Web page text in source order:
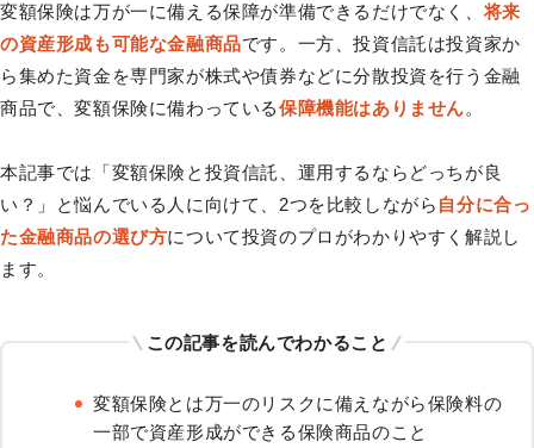
変額保険は万が一に備える保障が準備できるだけでなく、将来
の資産形成も可能な金融商品です。一方、投資信託は投資家か
ら集めた資金を専門家が株式や債券などに分散投資を行う金融
商品で、変額保険に備わっている保障機能はありません。
本記事では「変額保険と投資信託、運用するならどっちが良
い？」と悩んでいる人に向けて、2つを比較しながら 自分に合っ
た金融商品の選び方について投資のプロがわかりやすく解説し
ます。
この記事を読んでわかること
変額保険とは万一のリスクに備えながら保険料の
一部で資産形成ができる保険商品のこと